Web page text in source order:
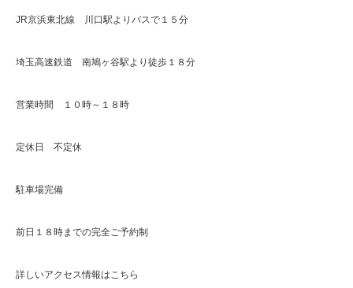
JR京浜東北線 川口駅よりバスで１５分
埼玉高速鉄道 南鳩ヶ谷駅より徒歩１８分
営業時間 １０時～１８時
定休日 不定休
駐車場完備
前日１８時までの完全ご予約制
詳しいアクセス情報はこちら